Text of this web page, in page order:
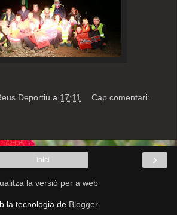
Deportiu a 17:11 Cap comentari:
›
Inici
la versió per a web
la tecnologia de Blogger.